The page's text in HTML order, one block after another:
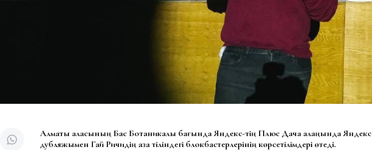
Алматы қаласының Бас Ботаникалық бағында Яндекс-тің Плюс Дача алаңында Яндекс
дубляжымен Гай Ричидің қазақ тіліндегі блокбастерлерінің көрсетілімдері өтеді.